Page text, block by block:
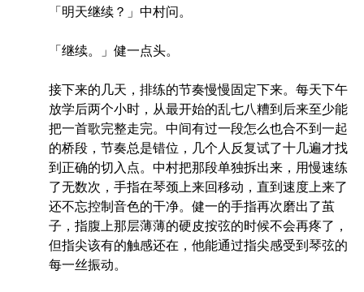
「明天继续？」中村问。
「继续。」健一点头。
接下来的几天，排练的节奏慢慢固定下来。每天下午
放学后两个小时，从最开始的乱七八糟到后来至少能
把一首歌完整走完。中间有过一段怎么也合不到一起
的桥段，节奏总是错位，几个人反复试了十几遍才找
到正确的切入点。中村把那段单独拆出来，用慢速练
了无数次，手指在琴颈上来回移动，直到速度上来了
还不忘控制音色的干净。健一的手指再次磨出了茧
子，指腹上那层薄薄的硬皮按弦的时候不会再疼了，
但指尖该有的触感还在，他能通过指尖感受到琴弦的
每一丝振动。